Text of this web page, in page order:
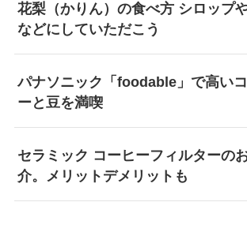
花梨（かりん）の食べ方 シロップ
などにしていただこう
パナソニック「foodable」で高い
ーと豆を満喫
セラミック コーヒーフィルターの
介。メリットデメリットも